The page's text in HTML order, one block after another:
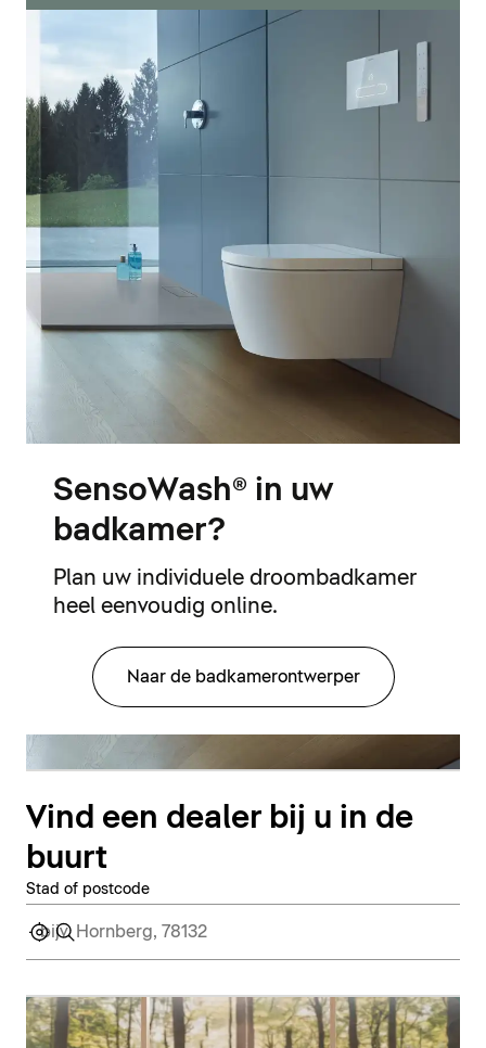
SensoWash® in uw
badkamer?
Plan uw individuele droombadkamer
heel eenvoudig online.
Naar de badkamerontwerper
Vind een dealer bij u in de
buurt
Stad of postcode